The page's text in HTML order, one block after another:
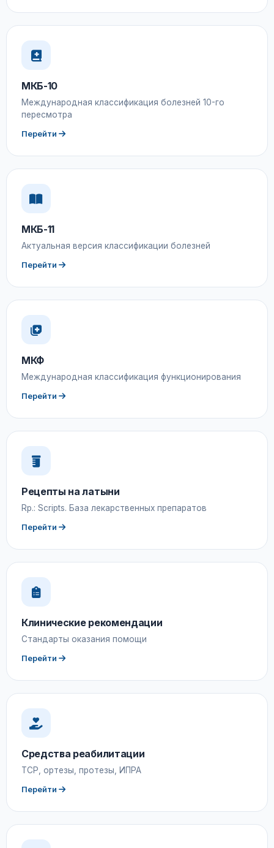
МКБ-10
Международная классификация болезней 10-го
пересмотра
Перейти
МКБ-11
Актуальная версия классификации болезней
Перейти
МКФ
Международная классификация функционирования
Перейти
Рецепты на латыни
Rp.: Scripts. База лекарственных препаратов
Перейти
Клинические рекомендации
Стандарты оказания помощи
Перейти
Средства реабилитации
ТСР, ортезы, протезы, ИПРА
Перейти